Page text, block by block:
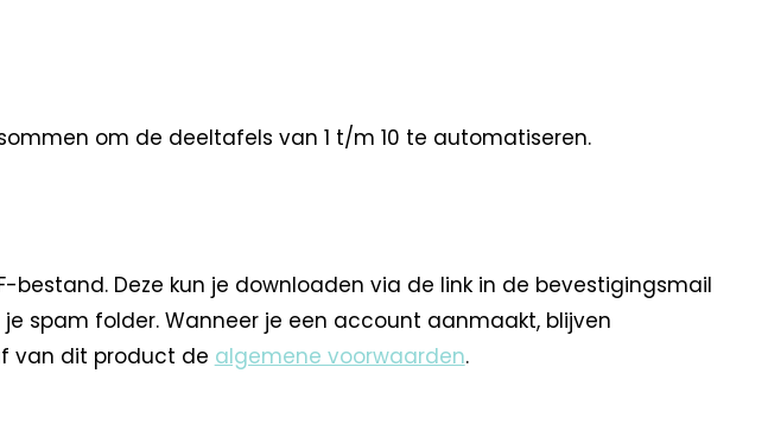
om de deeltafels van 1 t/m 10 te automatiseren.
Deze kun je downloaden via de link in de bevestigingsmail
spam folder. Wanneer je een account aanmaakt, blijven
van dit product de algemene voorwaarden.